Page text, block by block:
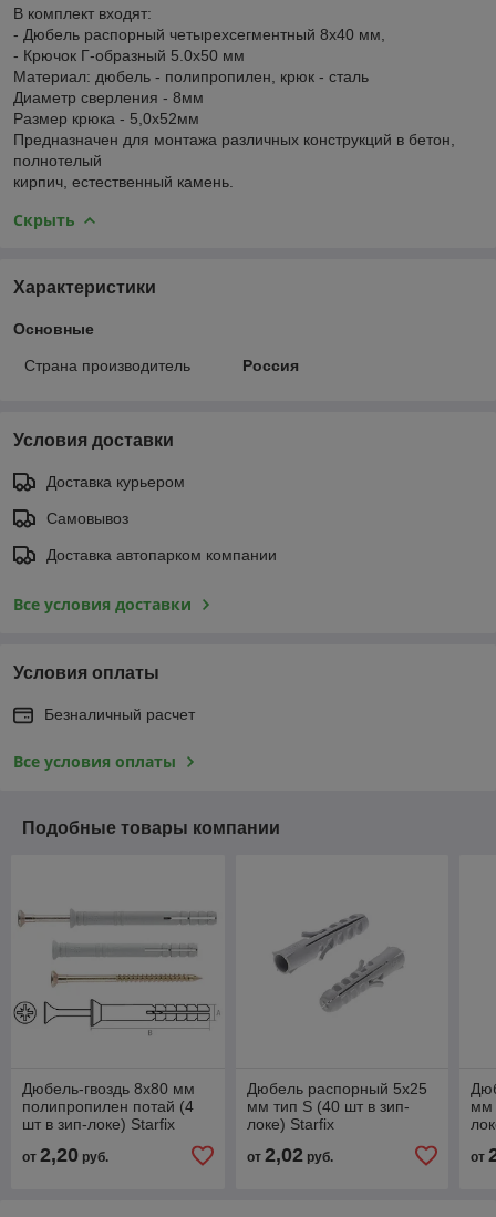
В комплект входят:
- Дюбель распорный четырехсегментный 8х40 мм,
- Крючок Г-образный 5.0х50 мм
Материал: дюбель - полипропилен, крюк - сталь
Диаметр сверления - 8мм
Размер крюка - 5,0х52мм
Предназначен для монтажа различных конструкций в бетон,
полнотелый
кирпич, естественный камень.
Скрыть
Характеристики
Основные
Страна производитель Россия
Условия доставки
Доставка курьером
Самовывоз
Доставка автопарком компании
Все условия доставки
Условия оплаты
Безналичный расчет
Все условия оплаты
Подобные товары компании
Дюбель-гвоздь 8х80 мм
полипропилен потай (4
шт в зип-локе) Starfix
от 2,20 руб.
Дюбель распорный 5х25
мм тип S (40 шт в зип-
локе) Starfix
от 2,02руб.
мм
от